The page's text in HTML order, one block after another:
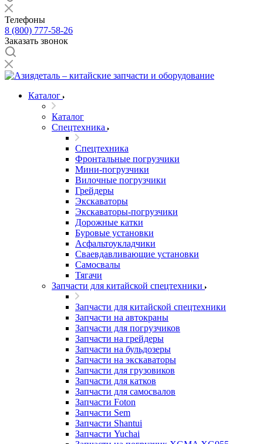
Телефоны
8 (800) 777-58-26
Заказать звонок
Каталог
Каталог
Спецтехника
Спецтехника
Фронтальные погрузчики
Мини-погрузчики
Вилочные погрузчики
Грейдеры
Экскаваторы
Экскаваторы-погрузчики
Дорожные катки
Буровые установки
Асфальтоукладчики
Сваевдавливающие установки
Самосвалы
Тягачи
Запчасти для китайской спецтехники
Запчасти для китайской спецтехники
Запчасти на автокраны
Запчасти для погрузчиков
Запчасти на грейдеры
Запчасти на бульдозеры
Запчасти на экскаваторы
Запчасти для грузовиков
Запчасти для катков
Запчасти для самосвалов
Запчасти Foton
Запчасти Sem
Запчасти Shantui
Запчасти Yuchai